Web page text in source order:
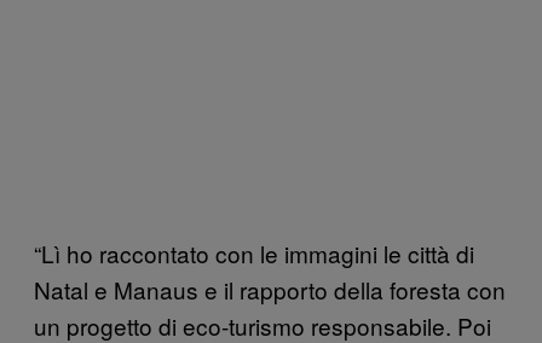
“Lì ho raccontato con le immagini le città di
Natal e Manaus e il rapporto della foresta con
un progetto di eco-turismo responsabile. Poi